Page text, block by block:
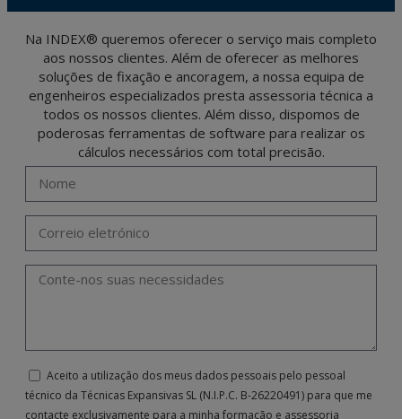
Portalada II | c/ Segador 13, 26006 | Logroño (La Rioja).
Na INDEX® queremos oferecer o serviço mais completo
aos nossos clientes. Além de oferecer as melhores
soluções de fixação e ancoragem, a nossa equipa de
engenheiros especializados presta assessoria técnica a
todos os nossos clientes. Além disso, dispomos de
poderosas ferramentas de software para realizar os
cálculos necessários com total precisão.
Aceito a utilização dos meus dados pessoais pelo pessoal
técnico da Técnicas Expansivas SL (N.I.P.C. B-26220491) para que me
contacte exclusivamente para a minha formação e assessoria